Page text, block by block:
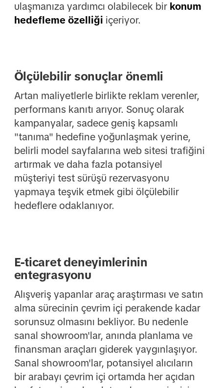
ulaşmanıza yardımcı olabilecek bir konum
hedefleme özelliği içeriyor.
Ölçülebilir sonuçlar önemli
Artan maliyetlerle birlikte reklam verenler,
performans kanıtı arıyor. Sonuç olarak
kampanyalar, sadece geniş kapsamlı
"tanıma" hedefine yoğunlaşmak yerine,
belirli model sayfalarına web sitesi trafiğini
artırmak ve daha fazla potansiyel
müşteriyi test sürüşü rezervasyonu
yapmaya teşvik etmek gibi ölçülebilir
hedeflere odaklanıyor.
E-ticaret deneyimlerinin
entegrasyonu
Alışveriş yapanlar araç araştırması ve satın
alma sürecinin çevrim içi perakende kadar
sorunsuz olmasını bekliyor. Bu nedenle
sanal showroom'lar, anında planlama ve
finansman araçları giderek yaygınlaşıyor.
Sanal showroom'lar, potansiyel alıcıların
bir arabayı çevrim içi ortamda her açıdan